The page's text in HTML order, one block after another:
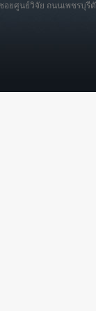
อยศูนย์วิจัย ถนนเพชรบุรี